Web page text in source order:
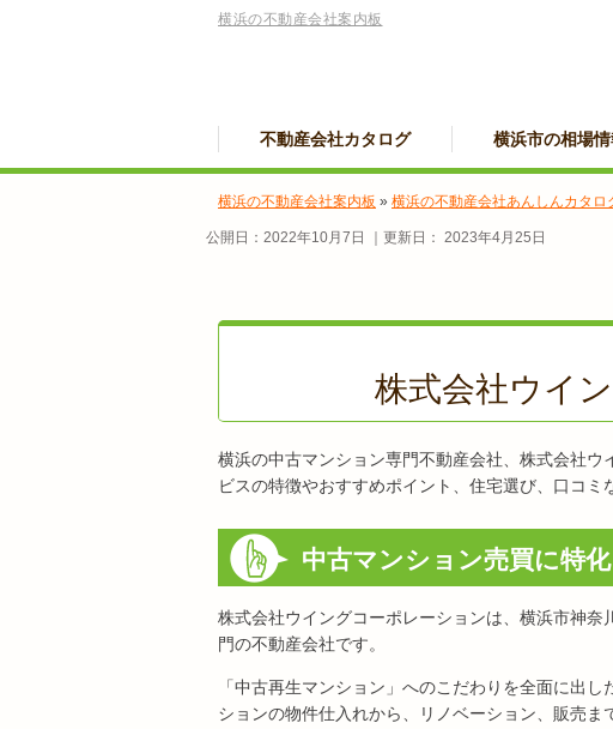
横浜の不動産会社案内板
不動産会社カタログ 横浜市の相場情
横浜の不動産会社案内板 » 横浜の不動産会社あんしんカタロ
公開日： 2022年10月7日 ｜更新日： 2023年4月25日
株式会社ウイ
横浜の中古マンション専門不動産会社、株式会社
ビスの特徴やおすすめポイント、住宅選び、口コミ
中古マンション売買に特
株式会社ウイングコーポレーションは、横浜市神奈
門の不動産会社です。
「中古再生マンション」へのこだわりを全面に出
ションの物件仕入れから、リノベーション、販売ま